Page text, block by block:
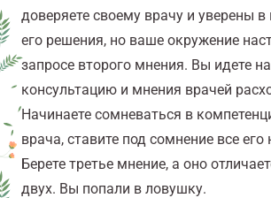
доверяете своему врачу и уверены в
его решения, но ваше окружение
запросе второго мнения. Вы идете
консультацию и мнения врачей
Начинаете сомневаться в
врача, ставите под сомнение все его
Берете третье мнение, а оно
двух. Вы попали в ловушку.